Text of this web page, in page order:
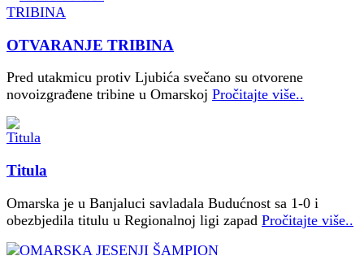
OTVARANJE TRIBINA
Pred utakmicu protiv Ljubića svečano su otvorene
novoizgrađene tribine u Omarskoj Pročitajte više..
Titula
Omarska je u Banjaluci savladala Budućnost sa 1-0 i
obezbjedila titulu u Regionalnoj ligi zapad Pročitajte više..